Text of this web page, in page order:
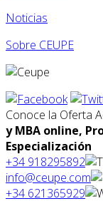
Noticias
Sobre CEUPE
Conoce la Oferta
y MBA online,
Especialización
+34 918295892
info@ceupe.com
+34 621365929